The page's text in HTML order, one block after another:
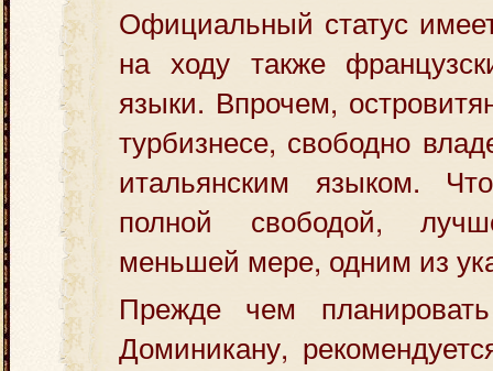
Официальный статус
на ходу также
языки. Впрочем,
турбизнесе, свободно
итальянским языком.
полной свободой,
меньшей мере, одним из
Прежде чем
Доминикану,